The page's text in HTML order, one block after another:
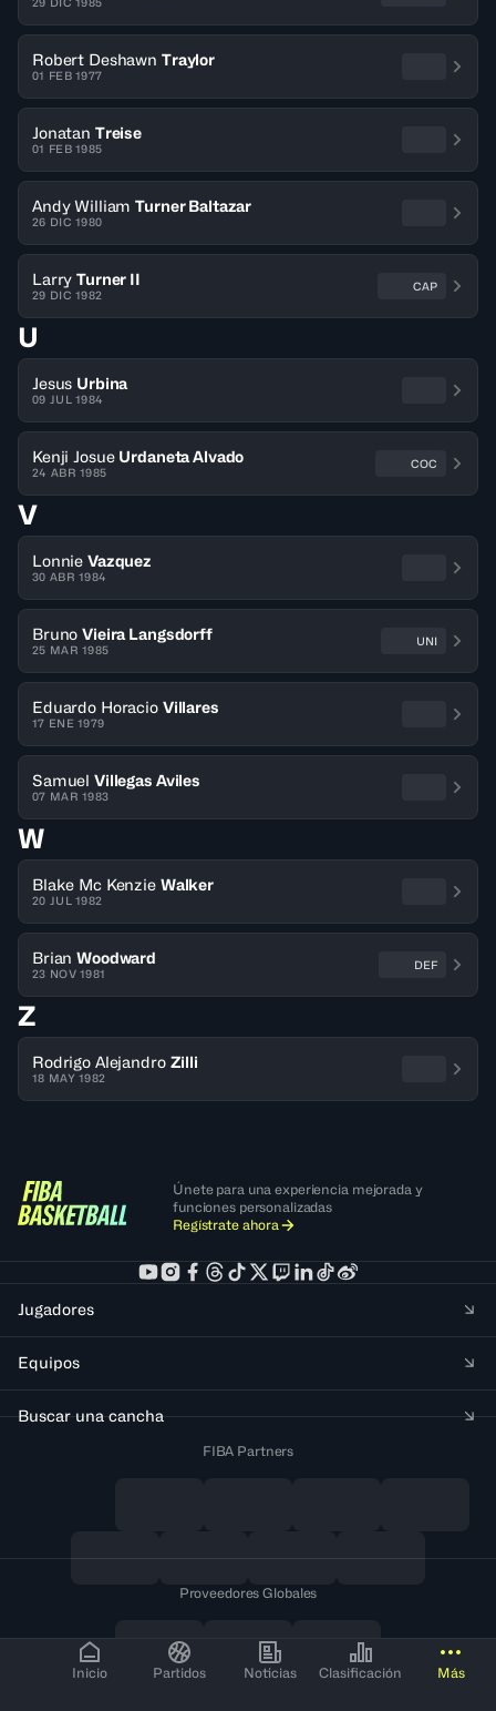
Inicio Partidos Noticias Clasificación Más
Robert Deshawn Traylor
01 FEB 1977
Jonatan Treise
01 FEB 1985
Andy William Turner Baltazar
26 DIC 1980
Larry Turner II
29 DIC 1982
CAP
U
Jesus Urbina
09 JUL 1984
Kenji Josue Urdaneta Alvado
24 ABR 1985
COC
V
Lonnie Vazquez
30 ABR 1984
Bruno Vieira Langsdorff
25 MAR 1985
UNI
Eduardo Horacio Villares
17 ENE 1979
Samuel Villegas Aviles
07 MAR 1983
W
Blake Mc Kenzie Walker
20 JUL 1982
Brian Woodward
23 NOV 1981
DEF
Z
Rodrigo Alejandro Zilli
18 MAY 1982
Únete para una experiencia mejorada y
funciones personalizadas
Regístrate ahora
Jugadores
Equipos
Buscar una cancha
FIBA Partners
Proveedores Globales